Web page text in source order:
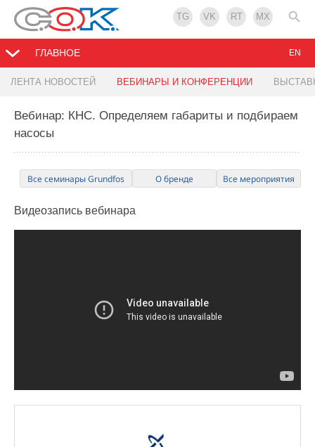
TG VK RT MX
ГЛАВНОЕ
ЛЕНТА НОВОСТЕЙ ВЕБИНАРЫ И КОНФЕРЕНЦИИ
EN
Вебинар: КНС. Определяем габариты и подбираем
насосы
Все семинары Grundfos О бренде Все мероприятия
Видеозапись вебинара